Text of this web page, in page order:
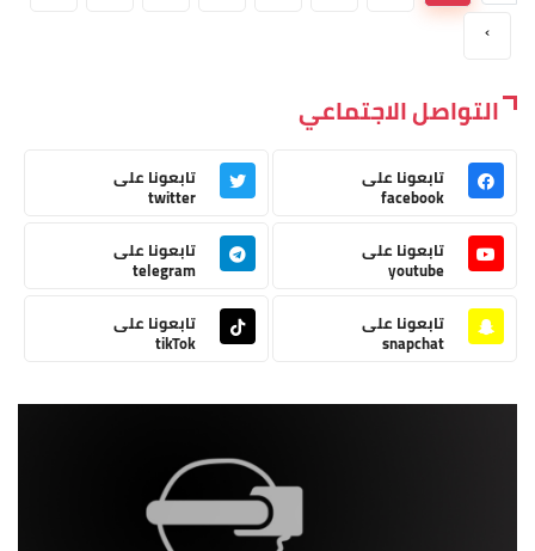
›
التواصل الاجتماعي
تابعونا على
facebook
تابعونا على
twitter
تابعونا على
youtube
تابعونا على
telegram
تابعونا على
snapchat
تابعونا على
tikTok